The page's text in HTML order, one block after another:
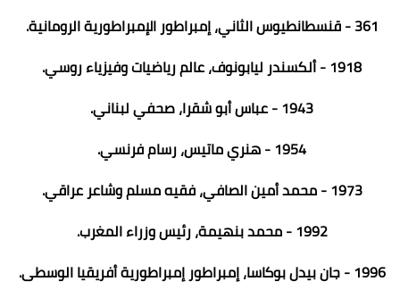
361 - قنسطانطيوس الثاني، إمبراطور الإمبراطورية الرومانية.
1918 - ألكسندر ليابونوف، عالم رياضيات وفيزياء روسي.
1943 - عباس أبو شقرا، صحفي لبناني.
1954 - هنري ماتيس، رسام فرنسي.
1973 - محمد أمين الصافي، فقيه مسلم وشاعر عراقي.
1992 - محمد بنهيمة، رئيس وزراء المغرب.
1996 - جان بيدل بوكاسا، إمبراطور إمبراطورية أفريقيا الوسطى.